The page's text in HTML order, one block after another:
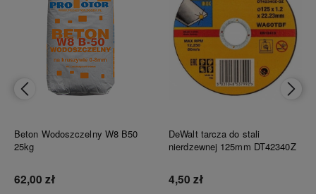
Beton Wodoszczelny W8 B50
25kg
62,00 zł
DeWalt tarcza do stali
nierdzewnej 125mm DT42340Z
4,50 zł